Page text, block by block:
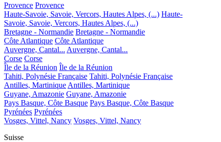
Provence Provence
Haute-Savoie, Savoie, Vercors, Hautes Alpes, (...) Haute-
Savoie, Savoie, Vercors, Hautes Alpes, (...)
Bretagne - Normandie Bretagne - Normandie
Côte Atlantique Côte Atlantique
Auvergne, Cantal... Auvergne, Cantal...
Corse Corse
Île de la Réunion Île de la Réunion
Tahiti, Polynésie Française Tahiti, Polynésie Française
Antilles, Martinique Antilles, Martinique
Guyane, Amazonie Guyane, Amazonie
Pays Basque, Côte Basque Pays Basque, Côte Basque
Pyrénées Pyrénées
Vosges, Vittel, Nancy Vosges, Vittel, Nancy
Suisse